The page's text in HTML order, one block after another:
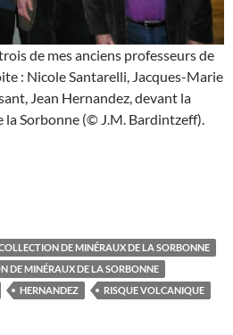
de mes anciens professeurs de
: Nicole Santarelli, Jacques-Marie
Jean Hernandez, devant la
Sorbonne (© J.M. Bardintzeff).
Collection de Minéraux de la
DE MINÉRAUX DE LA SORBONNE
DE MINÉRAUX DE LA SORBONNE
HERNANDEZ
RISQUE VOLCANIQUE